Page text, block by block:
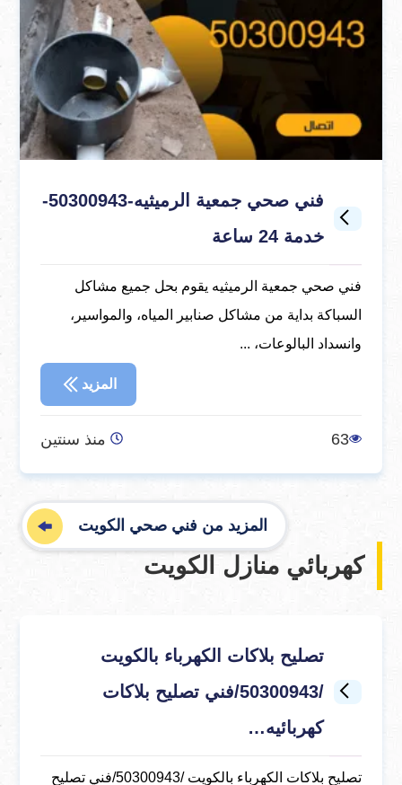
فني صحي جمعية الرميثيه-50300943-
خدمة 24 ساعة
فني صحي جمعية الرميثيه يقوم بحل جميع مشاكل
السباكة بداية من مشاكل صنابير المياه، والمواسير،
وانسداد البالوعات، ...
المزيد
63 منذ سنتين
المزيد من فني صحي الكويت
كهربائي منازل الكويت
تصليح بلاكات الكهرباء بالكويت
/50300943/فني تصليح بلاكات
كهربائيه…
تصليح بلاكات الكهرباء بالكويت /50300943/فني تصليح